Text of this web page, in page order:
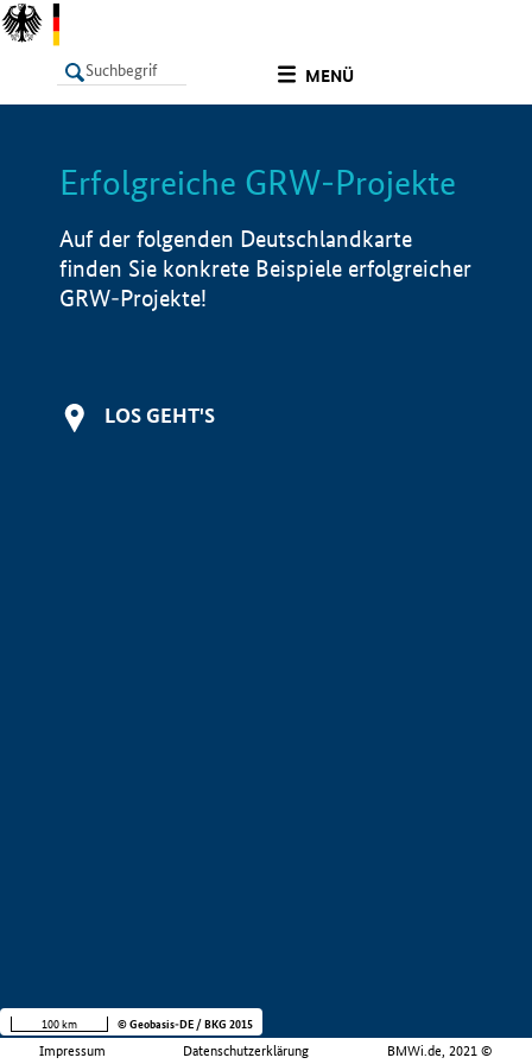
MENÜ
LISTE Info
Erfolgreiche GRW-Projekte
Auf der folgenden Deutschlandkarte
finden Sie konkrete Beispiele erfolgreicher
GRW-Projekte!
LOS GEHT'S
Impressum Datenschutzerklärung BMWi.de, 2021 ©
100 km © Geobasis-DE / BKG 2015